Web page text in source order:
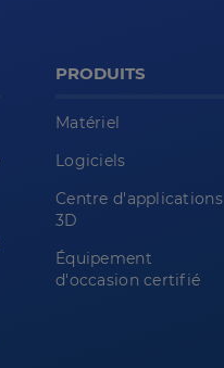
PRODUITS
Matériel
Logiciels
Centre d'applications
3D
Équipement
d'occasion certifié